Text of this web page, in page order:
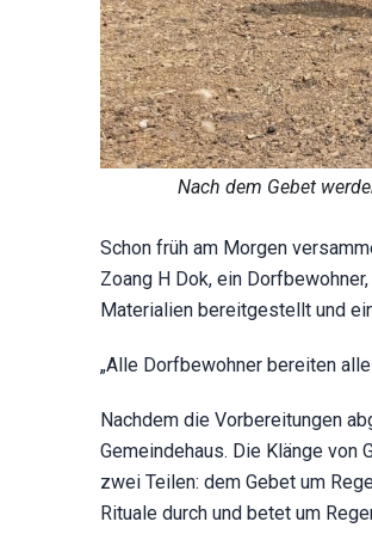
Nach dem Gebet
Schon früh am Morgen
Zoang H Dok, ein
Materialien bereitgestellt und
„Alle Dorfbewohner bereiten
Nachdem die Vorbereitungen
Gemeindehaus. Die Klänge von
zwei Teilen: dem Gebet um
Rituale durch und betet um